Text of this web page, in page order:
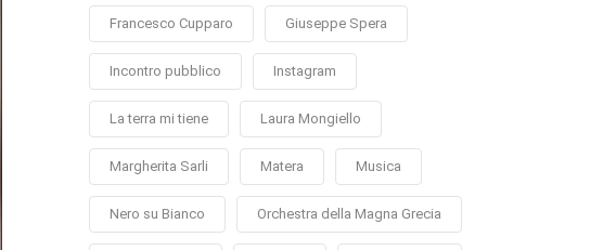
Francesco Cupparo Giuseppe Spera
Incontro pubblico Instagram
La terra mi tiene Laura Mongiello
Margherita Sarli Matera Musica
Nero su Bianco Orchestra della Magna Grecia